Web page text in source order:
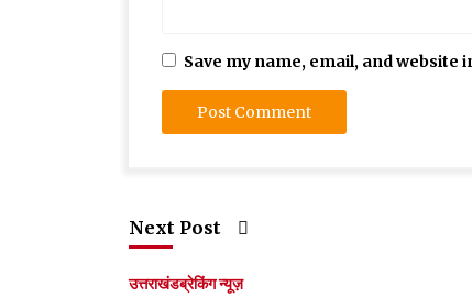
Save my name, email, and
Next Post
उत्तराखंडब्रेकिंग न्यूज़